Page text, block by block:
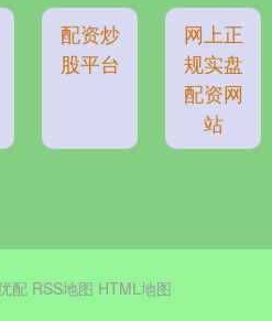
配资炒
股平台
网上正
规实盘
配资网
站
配 RSS地图 HTML地图